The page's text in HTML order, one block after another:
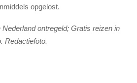
opgelost.
ontregeld; Gratis reizen in
Redactiefoto.